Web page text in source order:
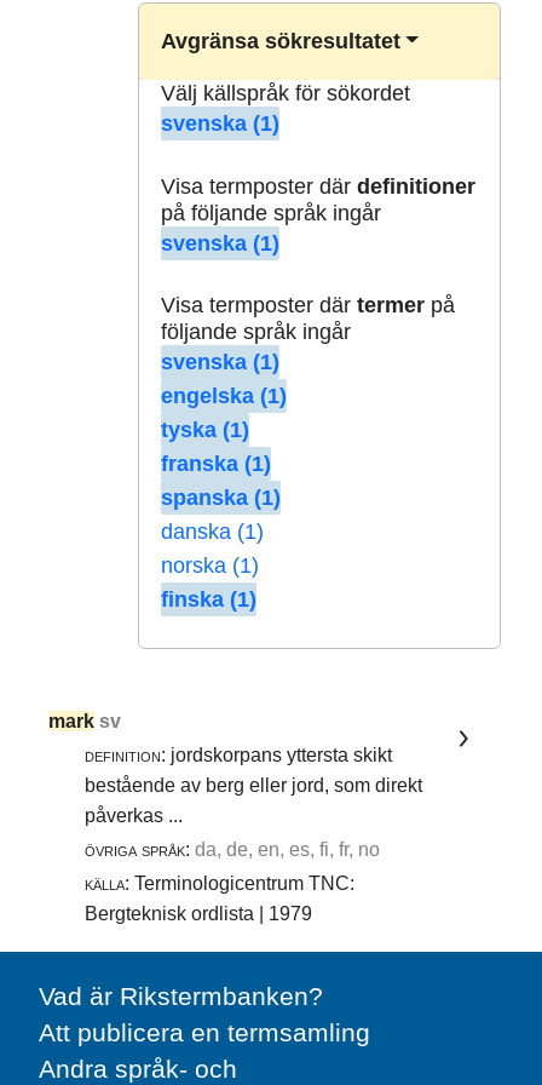
Avgränsa sökresultatet
Välj källspråk för sökordet
svenska (1)
Visa termposter där definitioner
på följande språk ingår
svenska (1)
Visa termposter där termerpå
följande språk ingår
svenska (1)
engelska (1)
tyska (1)
franska (1)
spanska (1)
danska (1)
norska (1)
finska (1)
mark sv
definition: jordskorpans yttersta skikt
bestående av berg eller jord, som direkt
påverkas ...
övriga språk: da, de, en, es, fi, fr, no
källa: Terminologicentrum TNC:
Bergteknisk ordlista | 1979
Vad är Rikstermbanken?
Att publicera en termsamling
Andra språk- och